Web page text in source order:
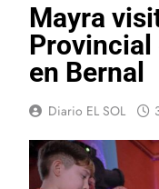
Mayra
Provincial
en Bernal
Diario EL SOL